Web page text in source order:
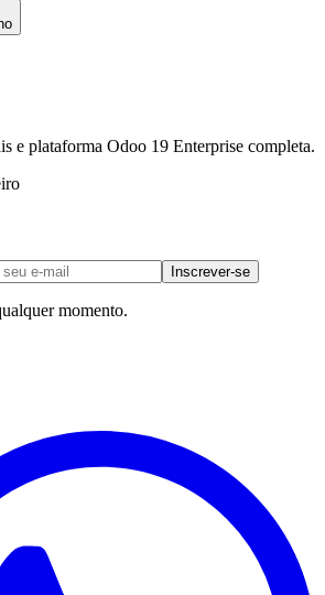
e plataforma Odoo 19 Enterprise completa.
Inscrever-se
momento.